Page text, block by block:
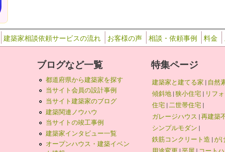
建築家相談依頼サービスの流れ お客様の声 相談・依頼事例 料金
ブログなど一覧
都道府県から建築家を探す
当サイト会員の設計事例
当サイト建築家のブログ
建築関連ノウハウ
当サイトの竣工事例
建築家インタビュー一覧
オープンハウス・建築イベン
特集ページ
建築家と建てる家 | 自然
傾斜地|狭小住宅| リフ
住宅|二世帯住宅|
ガレージハウス |再建築
シンプルモダン |
鉄筋コンクリート造 |が